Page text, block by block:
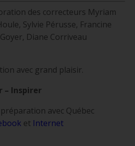
des correcteurs Myriam
Sylvie Pérusse, Francine
Diane Corriveau
avec grand plaisir.
– Inspirer
avec Québec
et Internet